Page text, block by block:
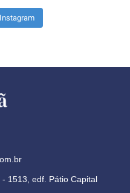
1513, edf. Pátio Capital